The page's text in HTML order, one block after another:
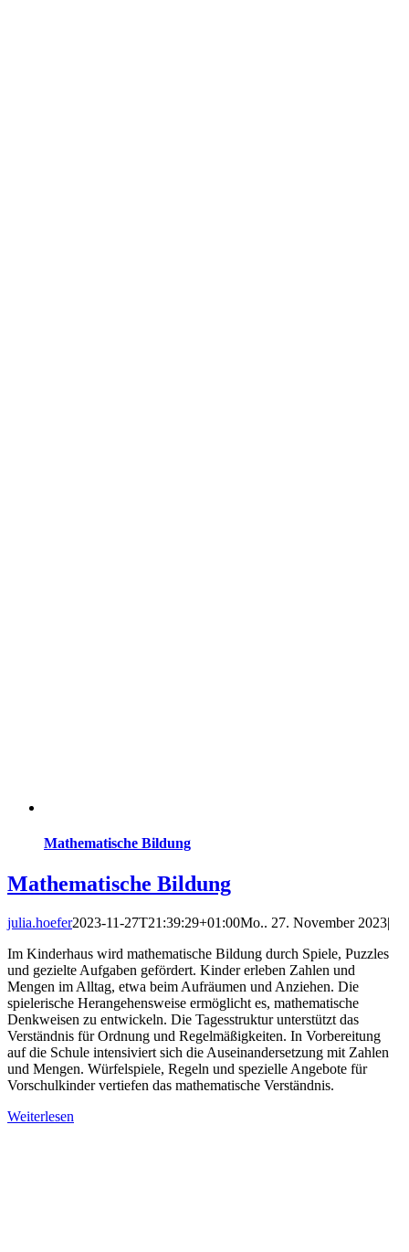
Mathematische Bildung
Mathematische Bildung
julia.hoefer2023-11-27T21:39:29+01:00Mo.. 27. November 2023|
Im Kinderhaus wird mathematische Bildung durch Spiele, Puzzles
und gezielte Aufgaben gefördert. Kinder erleben Zahlen und
Mengen im Alltag, etwa beim Aufräumen und Anziehen. Die
spielerische Herangehensweise ermöglicht es, mathematische
Denkweisen zu entwickeln. Die Tagesstruktur unterstützt das
Verständnis für Ordnung und Regelmäßigkeiten. In Vorbereitung
auf die Schule intensiviert sich die Auseinandersetzung mit Zahlen
und Mengen. Würfelspiele, Regeln und spezielle Angebote für
Vorschulkinder vertiefen das mathematische Verständnis.
Weiterlesen